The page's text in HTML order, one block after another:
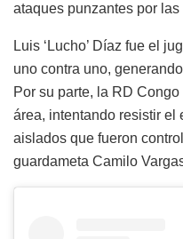
ataques punzantes por las
Luis ‘Lucho’ Díaz fue el
uno contra uno,
Por su parte, la RD
área, intentando resistir el
aislados que fueron
guardameta Camilo